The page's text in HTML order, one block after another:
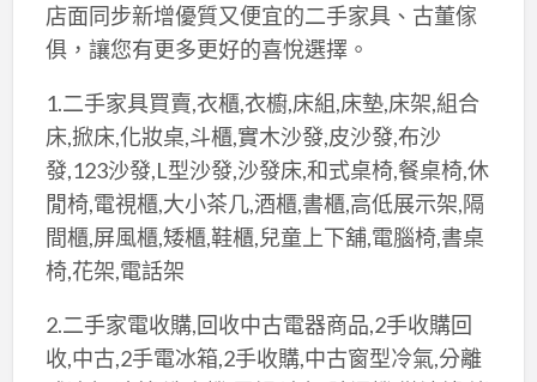
店面同步新增優質又便宜的二手家具、古董傢
俱，讓您有更多更好的喜悅選擇。
1.二手家具買賣,衣櫃,衣櫥,床組,床墊,床架,組合
床,掀床,化妝桌,斗櫃,實木沙發,皮沙發,布沙
發,123沙發,L型沙發,沙發床,和式桌椅,餐桌椅,休
閒椅,電視櫃,大小茶几,酒櫃,書櫃,高低展示架,隔
間櫃,屏風櫃,矮櫃,鞋櫃,兒童上下舖,電腦椅,書桌
椅,花架,電話架
2.二手家電收購,回收中古電器商品,2手收購回
收,中古,2手電冰箱,2手收購,中古窗型冷氣,分離